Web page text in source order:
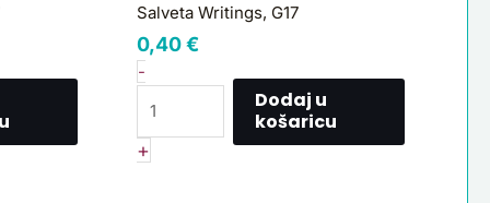
Salveta Writings, G17
0,40€
-
+
Dodaj u
košaricu